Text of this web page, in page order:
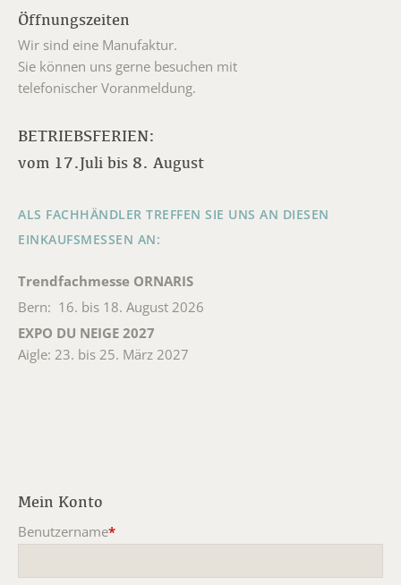
Öffnungszeiten
Wir sind eine Manufaktur.
Sie können uns gerne besuchen mit
telefonischer Voranmeldung.
BETRIEBSFERIEN:
vom 17.Juli bis 8. August
ALS FACHHÄNDLER TREFFEN SIE UNS AN DIESEN
EINKAUFSMESSEN AN:
Trendfachmesse ORNARIS
Bern: 16. bis 18. August 2026
EXPO DU NEIGE 2027
Aigle: 23. bis 25. März 2027
Mein Konto
Benutzername*